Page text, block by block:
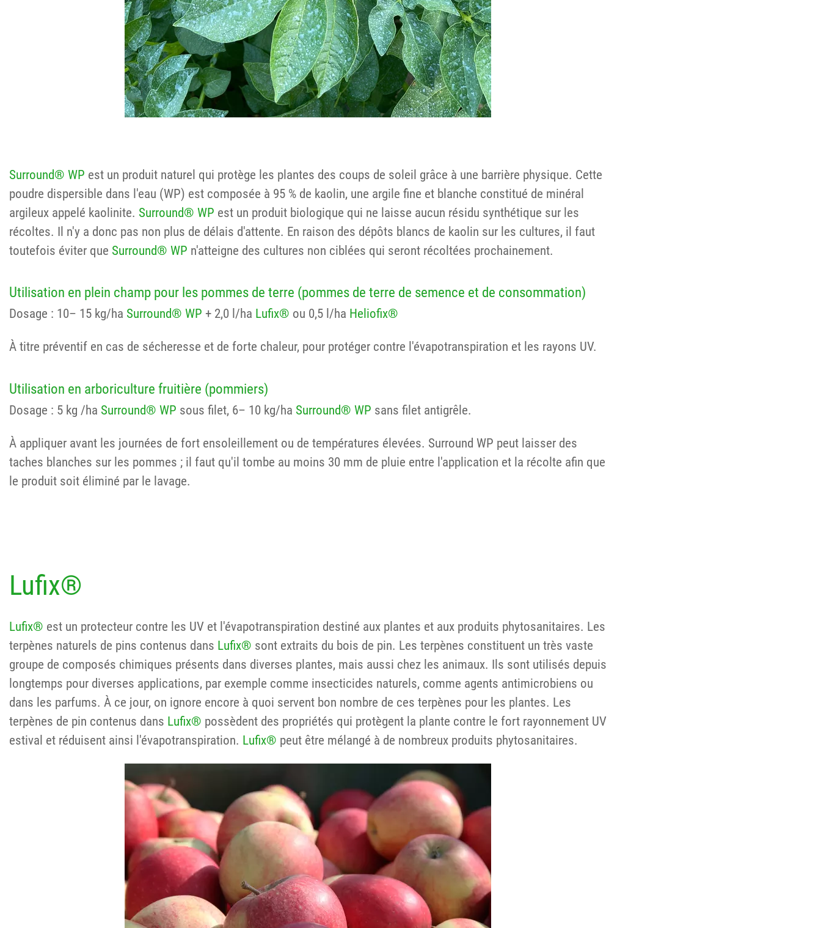
Surround® WP est un produit naturel qui protège les plantes des coups de soleil grâce à une barrière physique. Cette
poudre dispersible dans l'eau (WP) est composée à 95 % de kaolin, une argile fine et blanche constitué de minéral
argileux appelé kaolinite. Surround® WP est un produit biologique qui ne laisse aucun résidu synthétique sur les
récoltes. Il n'y a donc pas non plus de délais d'attente. En raison des dépôts blancs de kaolin sur les cultures, il faut
toutefois éviter que Surround® WP n'atteigne des cultures non ciblées qui seront récoltées prochainement.
Utilisation en plein champ pour les pommes de terre (pommes de terre de semence et de consommation)
Dosage : 10– 15 kg/ha Surround® WP + 2,0 l/ha Lufix® ou 0,5 l/ha Heliofix®
À titre préventif en cas de sécheresse et de forte chaleur, pour protéger contre l'évapotranspiration et les rayons UV.
Utilisation en arboriculture fruitière (pommiers)
Dosage : 5 kg /ha Surround® WP sous filet, 6– 10 kg/ha Surround® WP sans filet antigrêle.
À appliquer avant les journées de fort ensoleillement ou de températures élevées. Surround WP peut laisser des
taches blanches sur les pommes ; il faut qu'il tombe au moins 30 mm de pluie entre l'application et la récolte afin que
le produit soit éliminé par le lavage.
Lufix®
Lufix® est un protecteur contre les UV et l'évapotranspiration destiné aux plantes et aux produits phytosanitaires. Les
terpènes naturels de pins contenus dans Lufix® sont extraits du bois de pin. Les terpènes constituent un très vaste
groupe de composés chimiques présents dans diverses plantes, mais aussi chez les animaux. Ils sont utilisés depuis
longtemps pour diverses applications, par exemple comme insecticides naturels, comme agents antimicrobiens ou
dans les parfums. À ce jour, on ignore encore à quoi servent bon nombre de ces terpènes pour les plantes. Les
terpènes de pin contenus dans Lufix® possèdent des propriétés qui protègent la plante contre le fort rayonnement UV
estival et réduisent ainsi l'évapotranspiration. Lufix® peut être mélangé à de nombreux produits phytosanitaires.